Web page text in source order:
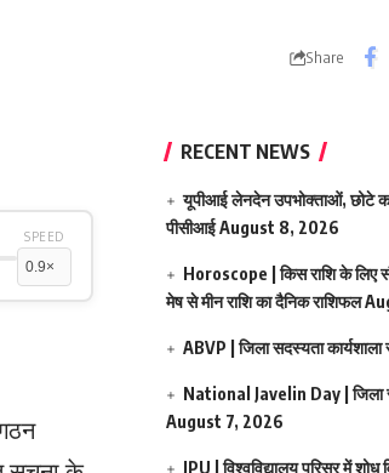
Share
SPEED
RECENT NEWS
यूपीआई लेनदेन उपभोक्ताओं, छोटे
पीसीआईAugust 8, 2026
Horoscope | किस राशि के लिए
मेष से मीन राशि का दैनिक राशिफल
ABVP | जिला सदस्यता कार्यशाला
National Javelin Day | जिला
August 7, 2026
JPU | विश्वविद्यालय परिसर में शोध